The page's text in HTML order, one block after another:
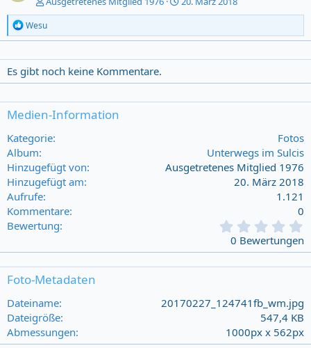
R
e
c
t
i
n
s
Wesu
Es gibt noch keine Kommentare.
Medien-Information
Kategorie
Fotos
Album
Unterwegs im Sulcis
Hinzugefügt von
Ausgetretenes Mitglied 1976
Hinzugefügt am
20. März 2018
Aufrufe
1.121
Kommentare
0
Bewertung
0
0
s
0 Bewertungen
Foto-Metadaten
Dateiname
20170227_124741fb_wm.jpg
Dateigröße
547,4 KB
Abmessungen
1000px x 562px